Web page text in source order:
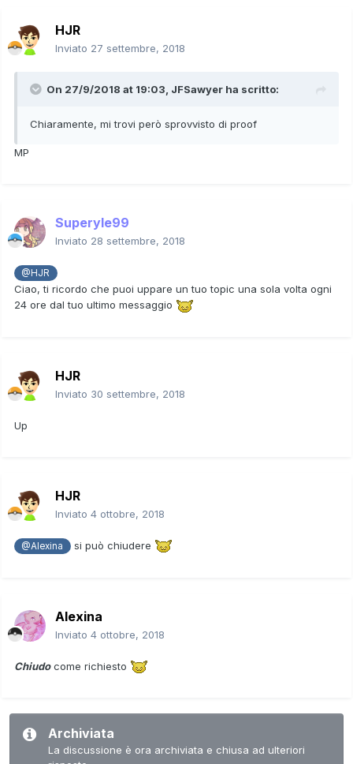
HJR
Inviato 27 settembre, 2018
On 27/9/2018 at 19:03, JFSawyer ha scritto:
Chiaramente, mi trovi però sprovvisto di proof
MP
Superyle99
Inviato 28 settembre, 2018
@HJR
Ciao, ti ricordo che puoi uppare un tuo topic una sola volta ogni
24 ore dal tuo ultimo messaggio
HJR
Inviato 30 settembre, 2018
Up
HJR
Inviato 4 ottobre, 2018
@Alexina si può chiudere
Alexina
Inviato 4 ottobre, 2018
Chiudocome richiesto
Archiviata
La discussione è ora archiviata e chiusa ad ulteriori